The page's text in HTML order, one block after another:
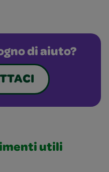
di aiuto?
utili